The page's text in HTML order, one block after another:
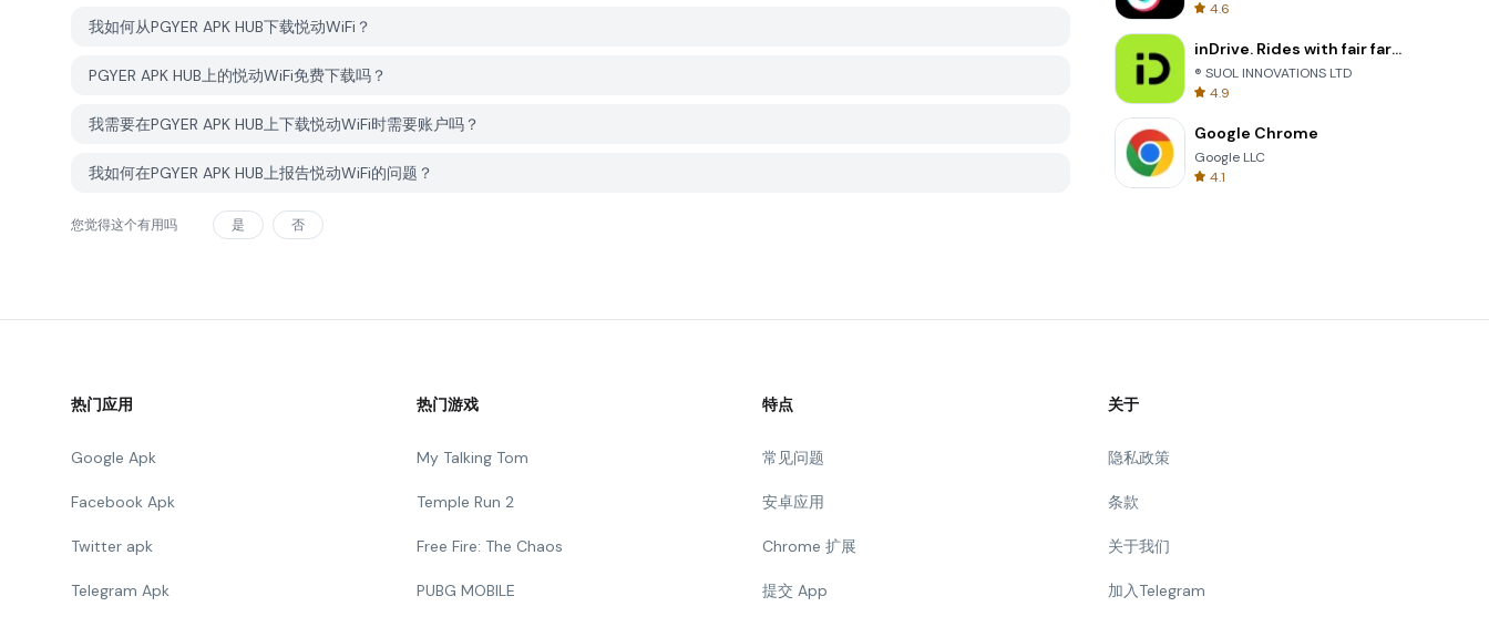
我如何从PGYER APK HUB下载悦动WiFi？
PGYER APK HUB上的悦动WiFi免费下载吗？
我需要在PGYER APK HUB上下载悦动WiFi时需要账户吗？
我如何在PGYER APK HUB上报告悦动WiFi的问题？
您觉得这个有用吗 是 否
4.6
inDrive. Rides with fair fares
® SUOL INNOVATIONS LTD
4.9
Google Chrome
Google LLC
4.1
热门应用
Google Apk
Facebook Apk
Twitter apk
Telegram Apk
热门游戏
My Talking Tom
Temple Run 2
Free Fire: The Chaos
PUBG MOBILE
特点
常见问题
安卓应用
Chrome 扩展
提交 App
关于
隐私政策
条款
关于我们
加入Telegram